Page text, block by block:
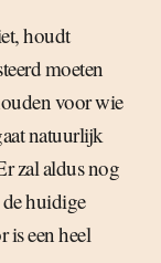
houdt
moeten
voor wie
natuurlijk
zal aldus nog
huidige
is een heel